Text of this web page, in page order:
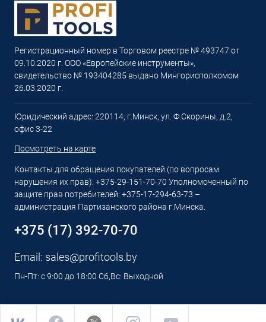
Регистрационный номер в Торговом реестре № 493747 от
09.10.2020 г. ООО «Европейские инструменты»,
свидетельство № 193404285 выдано Мингорисполкомом
26.03.2020 г.
Юридический адрес: 220114, г.Минск, ул. Ф.Скорины, д.2,
офис 3-22
Посмотреть на карте
Контакты для обращения покупателей (по вопросам
нарушения их прав): +375-29-151-70-70 Уполномоченный по
защите прав потребителей: +375-17-294-63-73 –
администрация Партизанского района г.Минска.
+375 (17) 392-70-70
Email: sales@profitools.by
Пн-Пт: с 9:00 до 18:00 Сб,Вс: Выходной